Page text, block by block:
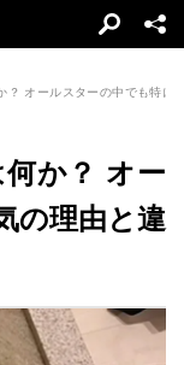
？ オールスターの中でも特に
か？ オー
の理由と違